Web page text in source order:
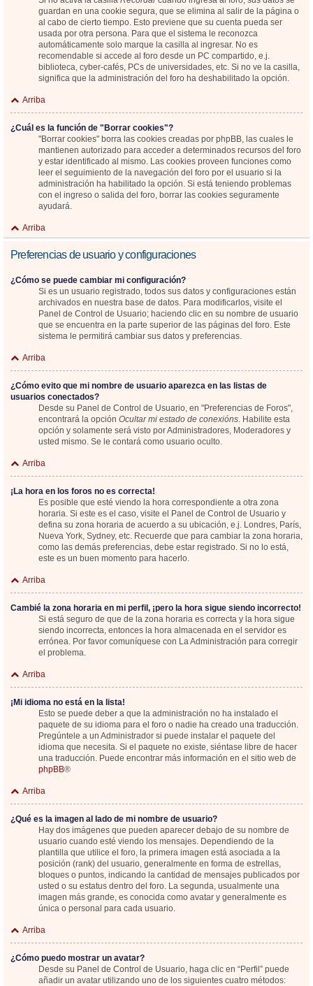
guardan en una cookie segura, que se elimina al salir de la página o
al cabo de cierto tiempo. Esto previene que su cuenta pueda ser
usada por otra persona. Para que el sistema le reconozca
automáticamente solo marque la casilla al ingresar. No es
recomendable si accede al foro desde un PC compartido, e.j.
biblioteca, cyber-cafés, PCs de universidades, etc. Si no ve la casilla,
significa que la administración del foro ha deshabilitado la opción.
Arriba
¿Cuál es la función de "Borrar cookies"?
"Borrar cookies" borra las cookies creadas por phpBB, las cuales le
mantienen autorizado para acceder a determinados recursos del foro
y estar identificado al mismo. Las cookies proveen funciones como
leer el seguimiento de la navegación del foro por el usuario si la
administración ha habilitado la opción. Si está teniendo problemas
con el ingreso o salida del foro, borrar las cookies seguramente
ayudará.
Arriba
Preferencias de usuario y configuraciones
¿Cómo se puede cambiar mi configuración?
Si es un usuario registrado, todos sus datos y configuraciones están
archivados en nuestra base de datos. Para modificarlos, visite el
Panel de Control de Usuario; haciendo clic en su nombre de usuario
que se encuentra en la parte superior de las páginas del foro. Este
sistema le permitirá cambiar sus datos y preferencias.
Arriba
¿Cómo evito que mi nombre de usuario aparezca en las listas de
usuarios conectados?
Desde su Panel de Control de Usuario, en "Preferencias de Foros",
encontrará la opción Ocultar mi estado de conexións. Habilite esta
opción y solamente será visto por Administradores, Moderadores y
usted mismo. Se le contará como usuario oculto.
Arriba
¡La hora en los foros no es correcta!
Es posible que esté viendo la hora correspondiente a otra zona
horaria. Si este es el caso, visite el Panel de Control de Usuario y
defina su zona horaria de acuerdo a su ubicación, e.j. Londres, París,
Nueva York, Sydney, etc. Recuerde que para cambiar la zona horaria,
como las demás preferencias, debe estar registrado. Si no lo está,
este es un buen momento para hacerlo.
Arriba
Cambié la zona horaria en mi perfil, ¡pero la hora sigue siendo incorrecto!
Si está seguro de que de la zona horaria es correcta y la hora sigue
siendo incorrecta, entonces la hora almacenada en el servidor es
errónea. Por favor comuníquese con La Administración para corregir
el problema.
Arriba
¡Mi idioma no está en la lista!
Esto se puede deber a que la administración no ha instalado el
paquete de su idioma para el foro o nadie ha creado una traducción.
Pregúntele a un Administrador si puede instalar el paquete del
idioma que necesita. Si el paquete no existe, siéntase libre de hacer
una traducción. Puede encontrar más información en el sitio web de
phpBB®
Arriba
¿Qué es la imagen al lado de mi nombre de usuario?
Hay dos imágenes que pueden aparecer debajo de su nombre de
usuario cuando esté viendo los mensajes. Dependiendo de la
plantilla que utilice el foro, la primera imagen está asociada a la
posición (rank) del usuario, generalmente en forma de estrellas,
bloques o puntos, indicando la cantidad de mensajes publicados por
usted o su estatus dentro del foro. La segunda, usualmente una
imagen más grande, es conocida como avatar y generalmente es
única o personal para cada usuario.
Arriba
¿Cómo puedo mostrar un avatar?
Desde su Panel de Control de Usuario, haga clic en “Perfil” puede
añadir un avatar utilizando uno de los siguientes cuatro métodos: